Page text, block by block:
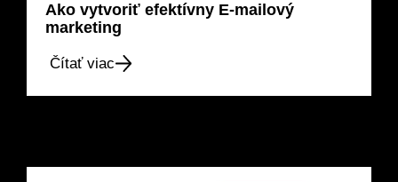
Ako vytvoriť efektívny E-mailový
marketing
Čítať viac